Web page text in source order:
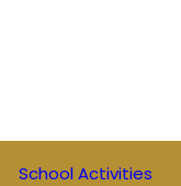
School Activities